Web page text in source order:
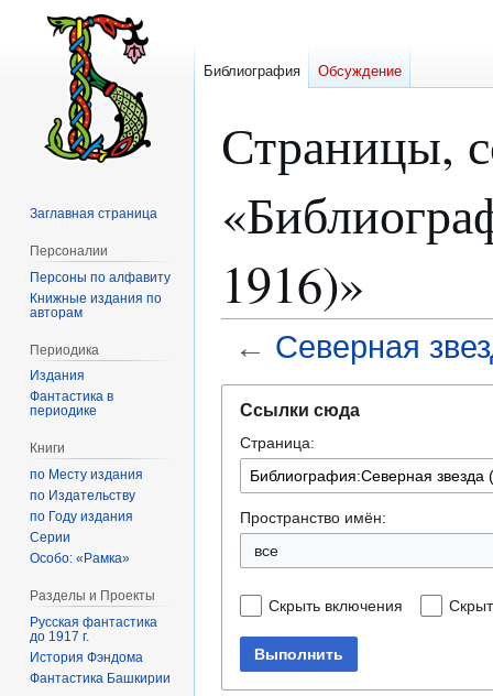
Страницы,
1916)»
← Северная
навигации
поиску
Ссылки сюда
Страница:
Пространство имён:
все
Скрыть включения
Выполнить
Библиография Обсуждение
Заглавная страница
Персоналии
Персоны по алфавиту
Книжные издания по
авторам
Периодика
Издания
Фантастика в
периодике
Книги
по Месту издания
по Издательству
по Году издания
Серии
Особо: «Рамка»
Разделы и Проекты
Русская фантастика
до 1917 г.
История Фэндома
Фантастика Башкирии